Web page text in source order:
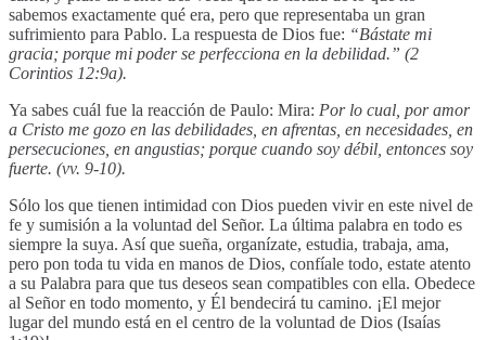
sabemos exactamente qué era, pero que representaba un gran
sufrimiento para Pablo. La respuesta de Dios fue: “Bástate mi
gracia; porque mi poder se perfecciona en la debilidad.” (2
Corintios 12:9a).
Ya sabes cuál fue la reacción de Paulo: Mira: Por lo cual, por amor
a Cristo me gozo en las debilidades, en afrentas, en necesidades, en
persecuciones, en angustias; porque cuando soy débil, entonces soy
fuerte. (vv. 9-10).
Sólo los que tienen intimidad con Dios pueden vivir en este nivel de
fe y sumisión a la voluntad del Señor. La última palabra en todo es
siempre la suya. Así que sueña, organízate, estudia, trabaja, ama,
pero pon toda tu vida en manos de Dios, confíale todo, estate atento
a su Palabra para que tus deseos sean compatibles con ella. Obedece
al Señor en todo momento, y Él bendecirá tu camino. ¡El mejor
lugar del mundo está en el centro de la voluntad de Dios (Isaías